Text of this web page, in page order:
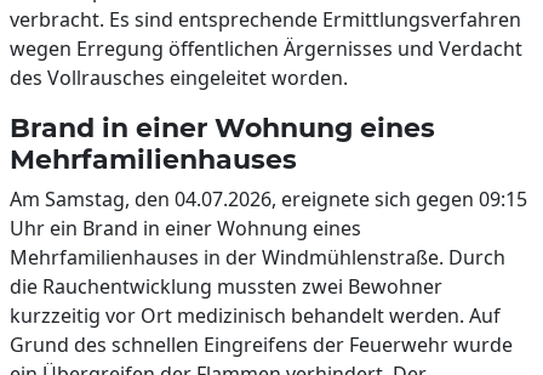
verbracht. Es sind entsprechende Ermittlungsverfahren
wegen Erregung öffentlichen Ärgernisses und Verdacht
des Vollrausches eingeleitet worden.
Brand in einer Wohnung eines
Mehrfamilienhauses
Am Samstag, den 04.07.2026, ereignete sich gegen 09:15
Uhr ein Brand in einer Wohnung eines
Mehrfamilienhauses in der Windmühlenstraße. Durch
die Rauchentwicklung mussten zwei Bewohner
kurzzeitig vor Ort medizinisch behandelt werden. Auf
Grund des schnellen Eingreifens der Feuerwehr wurde